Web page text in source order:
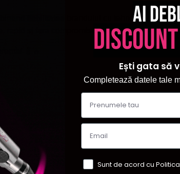
fiabilitatea brandului cu tehnologie de
rapid si fara compromisuri.
💈🔥
Ai
Ești gata să
Completează datele tale
Sunt de acord cu